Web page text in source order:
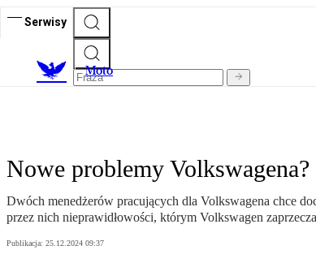
Serwisy
Moto
Nowe problemy
Dwóch menedżerów pracujących dla Volkswagena chce
przez nich nieprawidłowości, którym Volkswagen
Publikacja: 25.12.2024 09:37